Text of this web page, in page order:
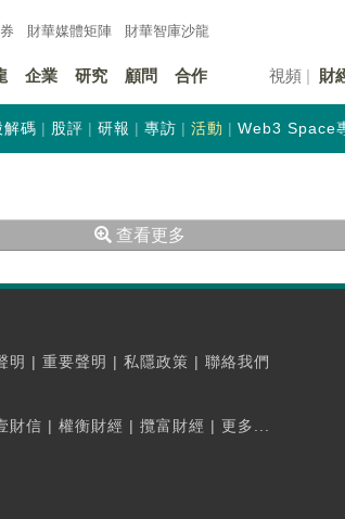
財華媒體矩陣 財華智庫沙龍
企業 研究 顧問 合作 視頻 財
解碼 股評 研報 專訪 活動 Web3 Space
查看更多
明 | 重要聲明 | 私隱政策 | 聯絡我們
財信 | 權衡財經 | 攬富財經 | 更多...